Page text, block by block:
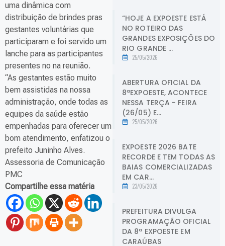
uma dinâmica com
distribuição de brindes pras
gestantes voluntárias que
participaram e foi servido um
lanche para as participantes
presentes no na reunião.
“As gestantes estão muito
bem assistidas na nossa
administração, onde todas as
equipes da saúde estão
empenhadas para oferecer um
bom atendimento, enfatizou o
prefeito Juninho Alves.
Assessoria de Comunicação
PMC
Compartilhe essa matéria
“HOJE A EXPOESTE ESTÁ
NO ROTEIRO DAS
GRANDES EXPOSIÇÕES DO
RIO GRANDE ...
25/05/2026
ABERTURA OFICIAL DA
8ªEXPOESTE, ACONTECE
NESSA TERÇA - FEIRA
(26/05) E...
25/05/2026
EXPOESTE 2026 BATE
RECORDE E TEM TODAS AS
BAIAS COMERCIALIZADAS
EM CAR...
23/05/2026
PREFEITURA DIVULGA
PROGRAMAÇÃO OFICIAL
DA 8ª EXPOESTE EM
CARAÚBAS